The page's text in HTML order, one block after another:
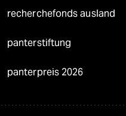
recherchefonds ausland
panterstiftung
panterpreis 2026